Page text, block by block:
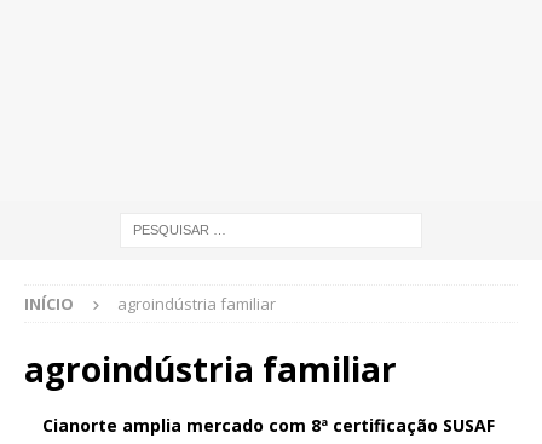
INÍCIO agroindústria familiar
agroindústria familiar
Cianorte amplia mercado com 8ª certificação SUSAF